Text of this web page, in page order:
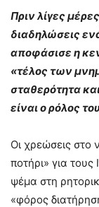
Πριν λίγες
διαδηλώσεις
αποφάσισε η
«τέλος των
σταθερότητα
είναι ο ρόλος
Οι χρεώσεις στο
ποτήρι» για
ψέμα στη
«φόρος